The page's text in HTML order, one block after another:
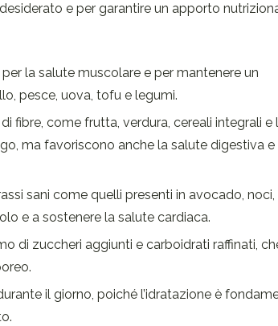
e per garantire un apporto
la salute muscolare e per mantenere un
pesce, uova, tofu e legumi.
fibre, come frutta, verdura, cereali integrali e
ma favoriscono anche la salute digestiva e
sani come quelli presenti in avocado, noci,
e a sostenere la salute cardiaca.
di zuccheri aggiunti e carboidrati raffinati,
il giorno, poiché l’idratazione è